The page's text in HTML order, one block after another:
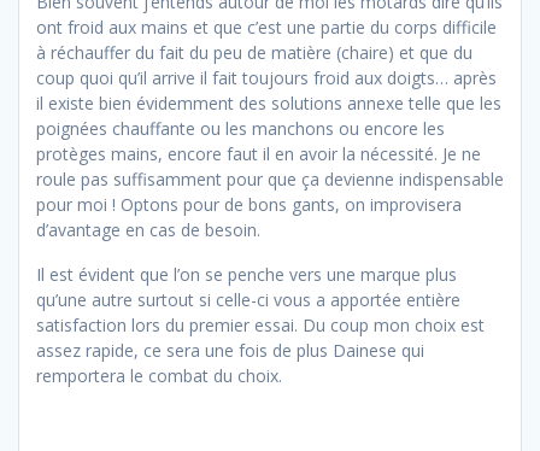
ont froid aux mains et que c’est une partie du corps difficile
à réchauffer du fait du peu de matière (chaire) et que du
coup quoi qu’il arrive il fait toujours froid aux doigts… après
il existe bien évidemment des solutions annexe telle que les
poignées chauffante ou les manchons ou encore les
protèges mains, encore faut il en avoir la nécessité. Je ne
roule pas suffisamment pour que ça devienne indispensable
pour moi ! Optons pour de bons gants, on improvisera
d’avantage en cas de besoin.
Il est évident que l’on se penche vers une marque plus
qu’une autre surtout si celle-ci vous a apportée entière
satisfaction lors du premier essai. Du coup mon choix est
assez rapide, ce sera une fois de plus Dainese qui
remportera le combat du choix.